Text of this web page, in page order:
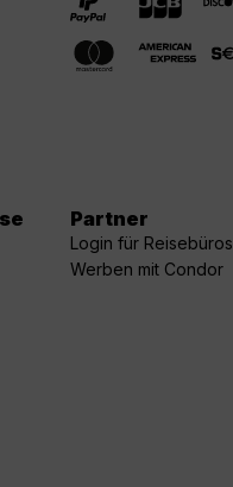
Partner
Login für Reisebüros
Werben mit Condor